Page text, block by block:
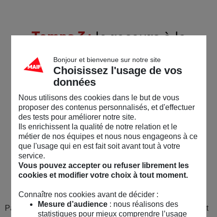
Temps 3 :le recours à la
Passé le délai de 2 mois, si notre réponse ne vous convient
Bonjour et bienvenue sur notre site
Choisissez l'usage de vos
données
Nous utilisons des cookies dans le but de vous
proposer des contenus personnalisés, et d'effectuer
des tests pour améliorer notre site.
Ils enrichissent la qualité de notre relation et le
métier de nos équipes et nous nous engageons à ce
que l'usage qui en est fait soit avant tout à votre
service.
Vous pouvez accepter ou refuser librement les
cookies et modifier votre choix à tout moment.
Connaître nos cookies avant de décider :
Mesure d’audience: nous réalisons des
statistiques pour mieux comprendre l’usage